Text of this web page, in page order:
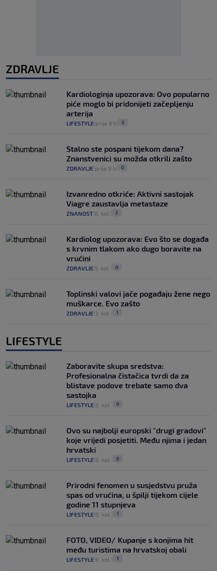
ZDRAVLJE
Kardiologinja upozorava: Ovo popularno
piće moglo bi pridonijeti začepljenju
arterija
LIFESTYLE prije 8 h 2
Stalno ste pospani tijekom dana?
Znanstvenici su možda otkrili zašto
ZDRAVLJE prije 9 h 0
Izvanredno otkriće: Aktivni sastojak
Viagre zaustavlja metastaze
ZNANOST 6. kol. 2
Kardiolog upozorava: Evo što se događa
s krvnim tlakom ako dugo boravite na
vrućini
ZDRAVLJE 5. kol. 0
Toplinski valovi jače pogađaju žene nego
muškarce. Evo zašto
ZDRAVLJE 3. kol. 1
LIFESTYLE
Zaboravite skupa sredstva:
Profesionalna čistačica tvrdi da za
blistave podove trebate samo dva
sastojka
LIFESTYLE 6. kol. 0
Ovo su najbolji europski "drugi gradovi"
koje vrijedi posjetiti. Među njima i jedan
hrvatski
LIFESTYLE 6. kol. 0
Prirodni fenomen u susjedstvu pruža
spas od vrućina, u špilji tijekom cijele
godine 11 stupnjeva
LIFESTYLE 6. kol. 1
FOTO, VIDEO/ Kupanje s konjima hit
među turistima na hrvatskoj obali
LIFESTYLE 6. kol. 1